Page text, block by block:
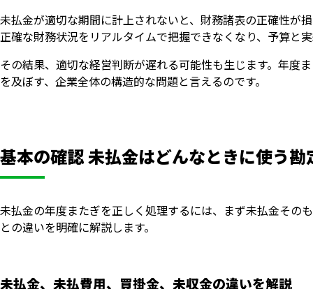
未払金が適切な期間に計上されないと、財務諸表の正確性が
正確な財務状況をリアルタイムで把握できなくなり、予算と
その結果、適切な経営判断が遅れる可能性も生じます。年度
を及ぼす、企業全体の構造的な問題と言えるのです。
基本の確認 未払金はどんなときに使う勘
未払金の年度またぎを正しく処理するには、まず未払金その
との違いを明確に解説します。
未払金、未払費用、買掛金、未収金の違いを解説